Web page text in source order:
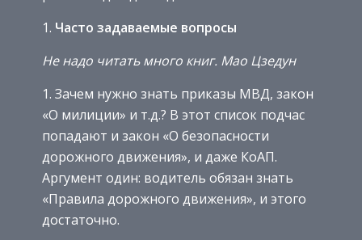
Часто задаваемые вопросы
Не надо читать много книг. Мао Цзедун
Зачем нужно знать приказы МВД, закон
«О милиции» и т.д.? В этот список подчас
попадают и закон «О безопасности
дорожного движения», и даже КоАП.
Аргумент один: водитель обязан знать
«Правила дорожного движения», и этого
достаточно.